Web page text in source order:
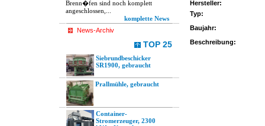
Brenn�fen sind noch komplett
angeschlossen,...
komplette News
News-Archiv
TOP 25
Siebrundbeschicker
SR1900, gebraucht
Prallmühle, gebraucht
Container-
Stromerzeuger, 2300
Hersteller:
Typ:
Baujahr:
Beschreibung: